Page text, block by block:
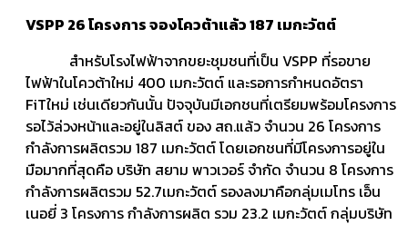
VSPP 26 โครงการ จองโควต้าแล้ว 187 เมกะวัตต์
สำหรับโรงไฟฟ้าจากขยะชุมชนที่เป็น VSPP ที่รอขาย
ไฟฟ้าในโควต้าใหม่ 400 เมกะวัตต์ และรอการกำหนดอัตรา
FiTใหม่ เช่นเดียวกันนั้น ปัจจุบันมีเอกชนที่เตรียมพร้อมโครงการ
รอไว้ล่วงหน้าและอยู่ในลิสต์ ของ สถ.แล้ว จำนวน 26 โครงการ
กำลังการผลิตรวม 187 เมกะวัตต์ โดยเอกชนที่มีโครงการอยู่ใน
มือมากที่สุดคือ บริษัท สยาม พาวเวอร์ จำกัด จำนวน 8 โครงการ
กำลังการผลิตรวม 52.7เมกะวัตต์ รองลงมาคือกลุ่มเมโทร เอ็น
เนอยี่ 3 โครงการ กำลังการผลิต รวม 23.2 เมกะวัตต์ กลุ่มบริษัท